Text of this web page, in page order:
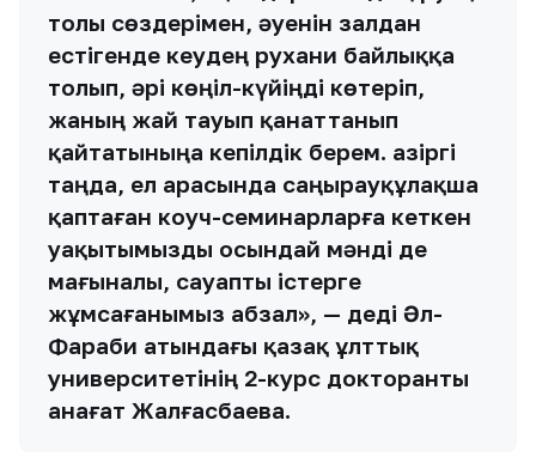
университетінің 2-курс докторанты
Қанағат Жалғасбаева.
Жас ғалымның сөзінше, ақындар мемлекет
идеологиясының алға жүруіне көмек бере алатын
күшке ие. Елдің ішіндегі өткір проблемаларды
қозғап қана қоймай, саяси тақырыптарды да
көтерген. Тіптен ол, айтыстан соң ерекше
дарынымен көзге түскен маңғыстаулық ақын
Арғынбек Қалыбаевтан да сұхбат алып, пікірін
жазып алған.